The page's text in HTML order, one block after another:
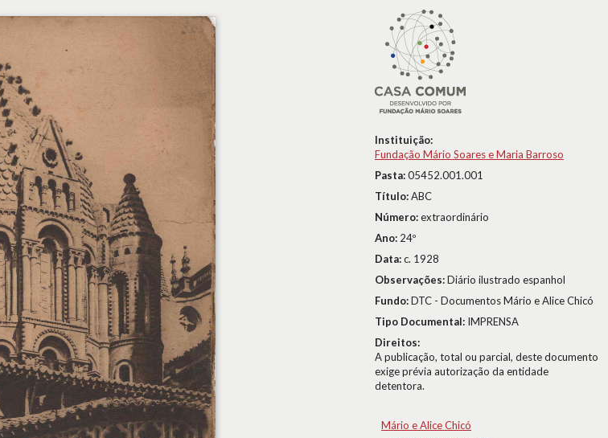
Instituição:
Fundação Mário Soares e Maria Barroso
Pasta:05452.001.001
Título:ABC
Número:extraordinário
Ano: 24º
Data:c. 1928
Observações:Diário ilustrado espanhol
Fundo:DTC - Documentos Mário e Alice Chicó
Tipo Documental: IMPRENSA
Direitos:
A publicação, total ou parcial, deste documento
exige prévia autorização da entidade
detentora.
Mário e Alice Chicó